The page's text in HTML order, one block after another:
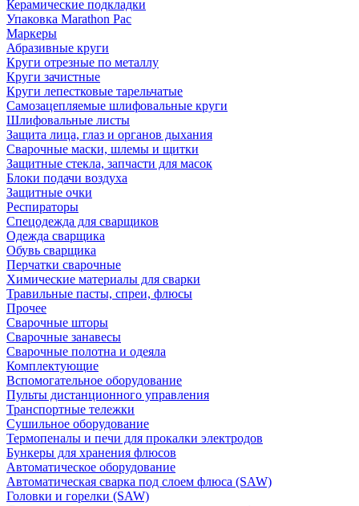
Керамические подкладки
Упаковка Marathon Pac
Маркеры
Абразивные круги
Круги отрезные по металлу
Круги зачистные
Круги лепестковые тарельчатые
Самозацепляемые шлифовальные круги
Шлифовальные листы
Защита лица, глаз и органов дыхания
Сварочные маски, шлемы и щитки
Защитные стекла, запчасти для масок
Блоки подачи воздуха
Защитные очки
Респираторы
Спецодежда для сварщиков
Одежда сварщика
Обувь сварщика
Перчатки сварочные
Химические материалы для сварки
Травильные пасты, спреи, флюсы
Прочее
Сварочные шторы
Сварочные занавесы
Сварочные полотна и одеяла
Комплектующие
Вспомогательное оборудование
Пульты дистанционного управления
Транспортные тележки
Сушильное оборудование
Термопеналы и печи для прокалки электродов
Бункеры для хранения флюсов
Автоматическое оборудование
Автоматическая сварка под слоем флюса (SAW)
Головки и горелки (SAW)